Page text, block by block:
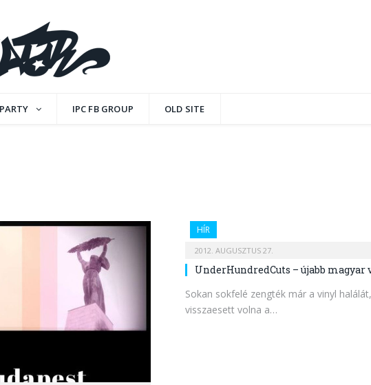
PARTY IPC FB GROUP OLD SITE
HÍR
2012. AUGUSZTUS 27.
UnderHundredCuts – újabb
Sokan sokfelé zengték már a vinyl
visszaesett volna a…